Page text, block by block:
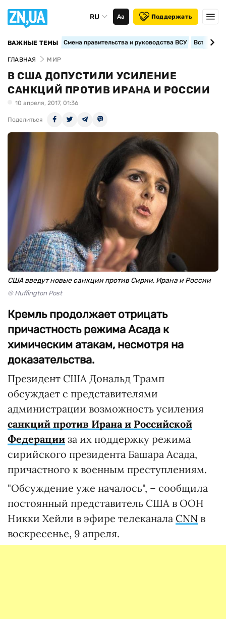
RU Аа Поддержать
ВАЖНЫЕ ТЕМЫ Смена правительства и руководства ВСУ
ГЛАВНАЯ МИР
В США ДОПУСТИЛИ УСИЛЕНИЕ
САНКЦИЙ ПРОТИВ ИРАНА И РОССИИ
10 апреля, 2017, 01:36
Поделиться
США введут новые санкции против Сирии, Ирана и России
© Huffington Post
Кремль продолжает отрицать
причастность режима Асада к
химическим атакам, несмотря на
доказательства.
Президент США Дональд Трамп
обсуждает с представителями
администрации возможность усиления
санкций против Ирана и Российской
Федерации за их поддержку режима
сирийского президента Башара Асада,
причастного к военным преступлениям.
"Обсуждение уже началось", – сообщила
постоянный представитель США в ООН
Никки Хейли в эфире телеканала CNN в
воскресенье, 9 апреля.